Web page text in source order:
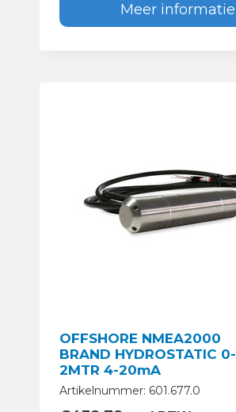
Meer informatie
OFFSHORE NMEA2000
BRAND HYDROSTATIC 0-
2MTR 4-20mA
Artikelnummer: 601.677.0